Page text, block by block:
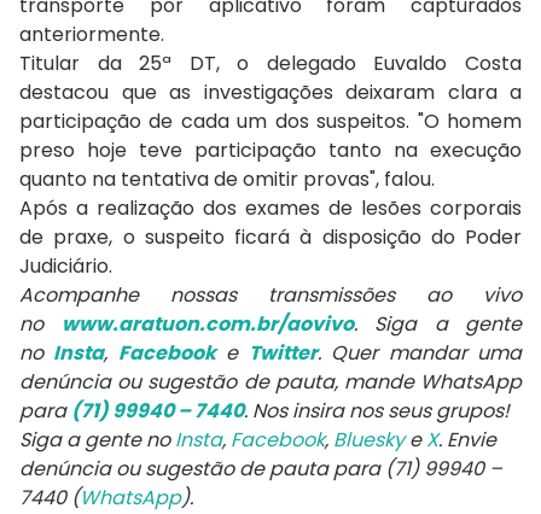
transporte por aplicativo foram capturados
anteriormente.
Titular da 25ª DT, o delegado Euvaldo Costa
destacou que as investigações deixaram clara a
participação de cada um dos suspeitos. "O homem
preso hoje teve participação tanto na execução
quanto na tentativa de omitir provas", falou.
Após a realização dos exames de lesões corporais
de praxe, o suspeito ficará à disposição do Poder
Judiciário.
Acompanhe nossas transmissões ao vivo
no
www.aratuon.com.br/aovivo. Siga a gente
no Insta, Facebooke Twitter. Quer mandar uma
denúncia ou sugestão de pauta, mande WhatsApp
para (71) 99940 – 7440. Nos insira nos seus grupos!
Siga a gente noInsta, Facebook, BlueskyeX. Envie
denúncia ou sugestão de pauta para (71) 99940 –
7440 (WhatsApp).